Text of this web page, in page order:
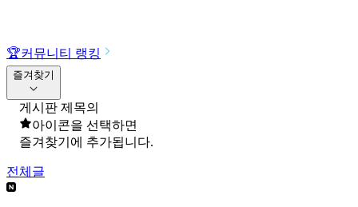
🏆커뮤니티 랭킹
즐겨찾기
게시판 제목의
아이콘을 선택하면
즐겨찾기에 추가됩니다.
전체글